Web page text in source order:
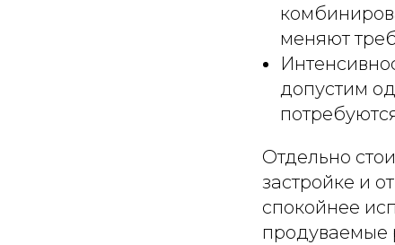
меняют
допустим
Отдельно
застройке и
спокойнее
продуваемые